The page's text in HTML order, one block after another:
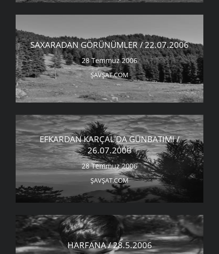
SAXARADAN GÖRÜNÜMLER / 22.07.2006
28 Temmuz 2006
ŞAVŞAT.COM
EFKARDAN KARÇAL’DA GÜNBATIMI /
26.07.2006
28 Temmuz 2006
ŞAVŞAT.COM
HARFANA / 28.5.2006